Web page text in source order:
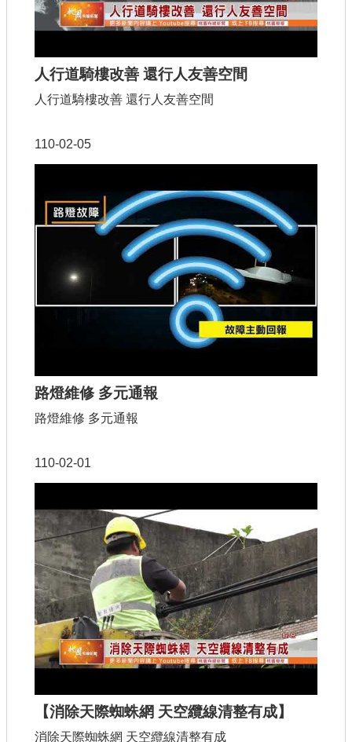
人行道騎樓改善 還行人友善空間
110-02-05
人行道騎樓改善 還行人友善空間
路燈維修 多元通報
110-02-01
路燈維修 多元通報
【消除天際蜘蛛網 天空纜線清整有成】
消除天際蜘蛛網 天空纜線清整有成